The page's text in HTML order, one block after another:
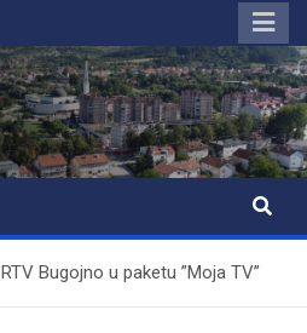
RTV Bugojno u paketu ”Moja TV”